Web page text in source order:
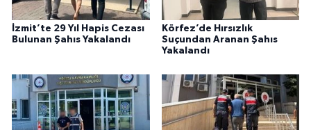
İzmit’te 29 Yıl Hapis Cezası
Bulunan Şahıs Yakalandı
Körfez’de Hırsızlık
Suçundan Aranan Şahıs
Yakalandı